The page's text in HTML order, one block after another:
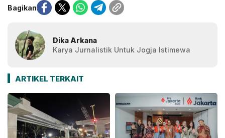
Bagikan
Dika Arkana
Karya Jurnalistik Untuk Jogja Istimewa
ARTIKEL TERKAIT